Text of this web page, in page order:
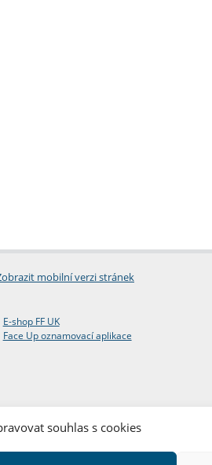
souhlas s cookies
mobilní verzi stránek
E-shop FF UK
Face Up oznamovací aplikace